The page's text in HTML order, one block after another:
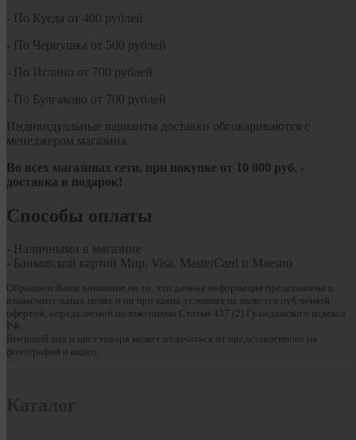
- По Куеда от 400 рублей
- По Чернушка от 500 рублей
- По Иглино от 700 рублей
- По Булгаково от 700 рублей
Индивидуальные варианты доставки обговариваются с
менеджером магазина.
Во всех магазинах сети, при покупке от 10 000 руб. -
доставка в подарок!
Способы оплаты
- Наличными в магазине
- Банковской картой Мир, Visa, MasterCard и Maestro
Обращаем Ваше внимание на то, что данная информация представлена в
ознакомительных целях и ни при каких условиях не является публичной
офертой, определяемой положениями Статьи 437 (2) Гражданского кодекса
РФ.
Внешний вид и цвет товара может отличаться от представленного на
фотографии и видео.